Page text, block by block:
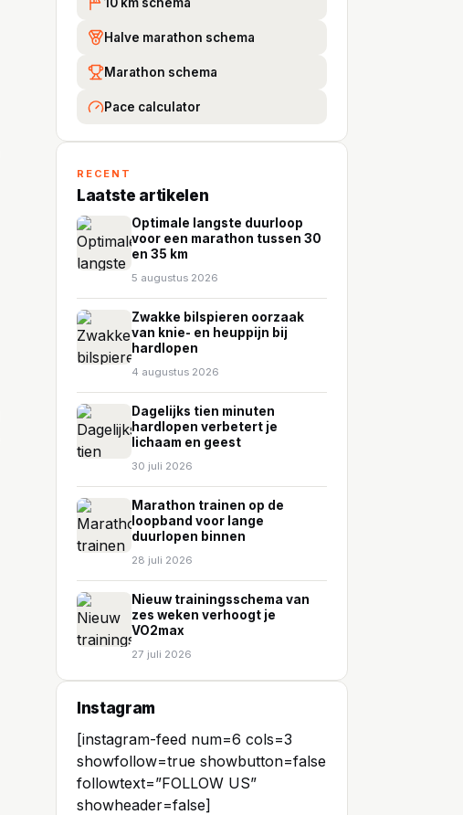
Halve marathon schema
Marathon schema
Pace calculator
RECENT
Laatste artikelen
Optimale langste duurloop
voor een marathon tussen 30
en 35 km
5 augustus 2026
Zwakke bilspieren oorzaak
van knie- en heuppijn bij
hardlopen
4 augustus 2026
Dagelijks tien minuten
hardlopen verbetert je
lichaam en geest
30 juli 2026
Marathon trainen op de
loopband voor lange
duurlopen binnen
28 juli 2026
Nieuw trainingsschema van
zes weken verhoogt je
VO2max
27 juli 2026
Instagram
[instagram-feed num=6 cols=3
showfollow=true showbutton=false
followtext=”FOLLOW US”
showheader=false]